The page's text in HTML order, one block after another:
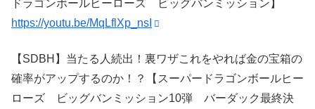
ドラゴンボールヒーローズ ビッグバンミッション】
https://youtu.be/MqLflXp_nsI
【SDBH】当たる人続出！裏ワザこれをやれば金の宝箱の
確率がアップするのか！？【スーパードラゴンボールヒー
ローズ ビッグバンミッション10弾 バーダック最終決